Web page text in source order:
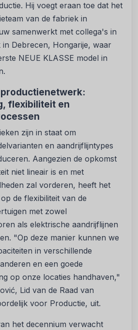
Hij voegt eraan toe dat het
van de fabriek in
samenwerkt met collega's in
Debrecen, Hongarije, waar
NEUE KLASSE model in
flexibiliteit en
zijn in staat om
en aandrijflijntypes
Aangezien de opkomst
niet lineair is en met
zal vorderen, heeft het
de flexibiliteit van de
met zowel
als elektrische aandrijflijnen
"Op deze manier kunnen we
in verschillende
en een goede
op onze locaties handhaven,"
Lid van de Raad van
voor Productie, uit.
het decennium verwacht